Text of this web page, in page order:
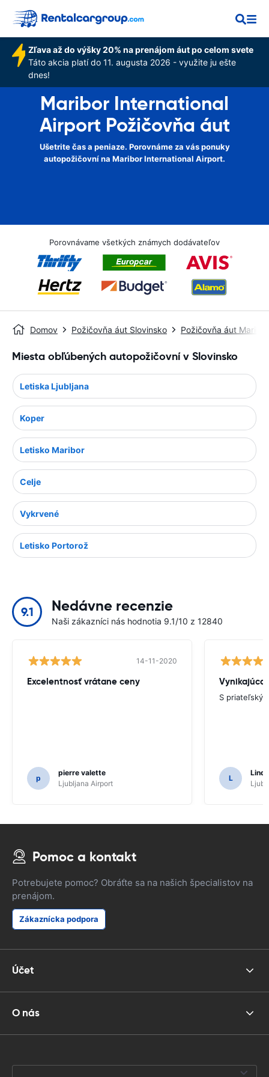
Zľava až do výšky 20% na prenájom áut po celom svete
Táto akcia platí do 11. augusta 2026 - využite ju ešte
dnes!
Maribor International
Airport Požičovňa áut
Ušetrite čas a peniaze. Porovnáme za vás ponuky
autopožičovní na Maribor International Airport.
Porovnávame všetkých známych dodávateľov
Domov Požičovňa áut Slovinsko Požičovňa áut Maribor
Miesta obľúbených autopožičovní v Slovinsko
Letiska Ljubljana
Koper
Letisko Maribor
Celje
Vykrvené
Letisko Portorož
9.1 Nedávne recenzie
Naši zákazníci nás hodnotia 9.1/10 z 12840
14-11-2020
Excelentnosť vrátane ceny
p
pierre valette
Ljubljana Airport
Vynikajúca
S
L
Pomoc a kontakt
Potrebujete pomoc? Obráťte sa na našich špecialistov na
prenájom.
Zákaznícka podpora
Účet
O nás